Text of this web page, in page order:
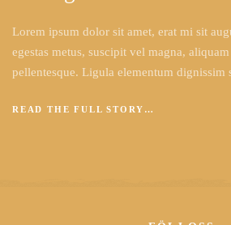
Lorem ipsum dolor sit amet, erat mi sit
egestas metus, suscipit vel magna,
pellentesque. Ligula elementum dignissim
READ THE FULL STORY…